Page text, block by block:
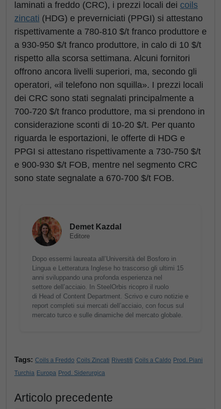
laminati a freddo (CRC), i prezzi locali dei coils
zincati (HDG) e preverniciati (PPGI) si attestano
rispettivamente a 780-810 $/t franco produttore e
a 930-950 $/t franco produttore, in calo di 10 $/t
rispetto alla scorsa settimana. Alcuni fornitori
offrono ancora livelli superiori, ma, secondo gli
operatori, «il telefono non squilla». I prezzi locali
dei CRC sono stati segnalati principalmente a
700-720 $/t franco produttore, ma si prendono in
considerazione sconti di 10-20 $/t. Per quanto
riguarda le esportazioni, le offerte di HDG e
PPGI si attestano rispettivamente a 730-750 $/t
e 900-930 $/t FOB, mentre nel segmento CRC
sono state segnalate a 670-700 $/t FOB.
Demet Kazdal
Editore
Dopo essermi laureata all’Università del Bosforo in
Lingua e Letteratura Inglese ho trascorso gli ultimi 15
anni sviluppando una profonda esperienza nel
settore dell’acciaio. In SteelOrbis ricopro il ruolo
di Head of Content Department. Scrivo e curo notizie e
report completi sui mercati dell’acciaio, con focus sul
mercato turco e sulle dinamiche del mercato globale.
Tags: Coils a Freddo Coils Zincati Rivestiti Coils a Caldo Prod. Piani
Turchia Europa Prod. Siderurgica
Articolo precedente